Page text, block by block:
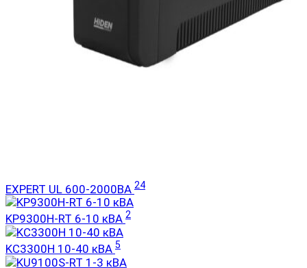
EXPERT UL 600-2000ВА 24
KP9300H-RT 6-10 кВА 2
KC3300H 10-40 кВА 5